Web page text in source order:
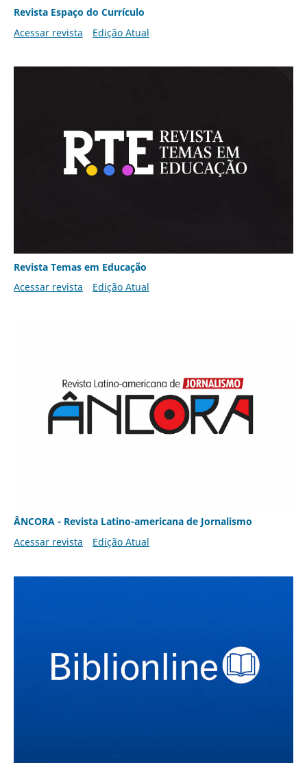
Revista Espaço do Currículo
Acessar revista
Edição Atual
Revista Temas em Educação
Acessar revista
Edição Atual
ÂNCORA - Revista Latino-americana de Jornalismo
Acessar revista
Edição Atual